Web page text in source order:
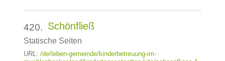
420. Schönfließ
Statische Seiten
URL: /de/leben-gemeinde/kinderbetreuung-im-